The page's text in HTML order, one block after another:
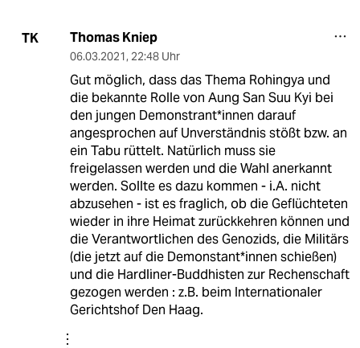
TK Thomas Kniep
06.03.2021, 22:48 Uhr
Gut möglich, dass das Thema Rohingya und
die bekannte Rolle von Aung San Suu Kyi bei
den jungen Demonstrant*innen darauf
angesprochen auf Unverständnis stößt bzw. an
ein Tabu rüttelt. Natürlich muss sie
freigelassen werden und die Wahl anerkannt
werden. Sollte es dazu kommen - i.A. nicht
abzusehen - ist es fraglich, ob die Geflüchteten
wieder in ihre Heimat zurückkehren können und
die Verantwortlichen des Genozids, die Militärs
(die jetzt auf die Demonstant*innen schießen)
und die Hardliner-Buddhisten zur Rechenschaft
gezogen werden : z.B. beim Internationaler
Gerichtshof Den Haag.